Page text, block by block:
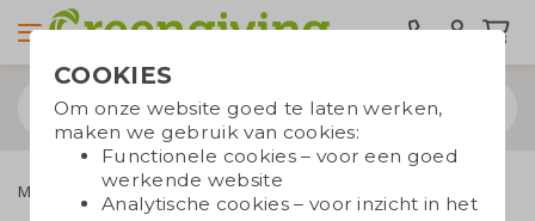
Merken Dopper
COOKIES
Om onze website goed te laten werken,
maken we gebruik van cookies:
Functionele cookies – voor een goed
werkende website
Analytische cookies – voor inzicht in het